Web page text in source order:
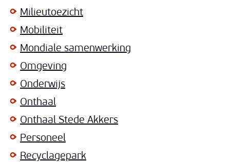
Milieutoezicht
Mobiliteit
Mondiale samenwerking
Omgeving
Onderwijs
Onthaal
Onthaal Stede Akkers
Personeel
Recyclagepark